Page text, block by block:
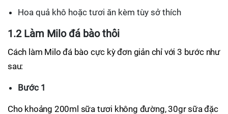
Hoa quả khô hoặc tươi ăn kèm tùy sở thích
1.2 Làm Milo đá bào thôi
Cách làm Milo đá bào cực kỳ đơn giản chỉ với 3 bước như
sau:
Bước 1
Cho khoảng 200ml sữa tươi không đường, 30gr sữa đặc